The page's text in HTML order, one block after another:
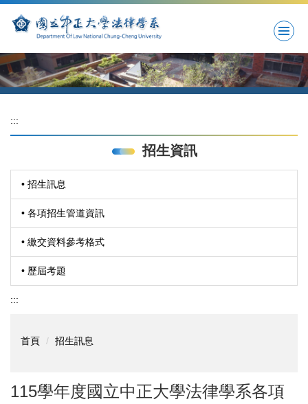
到
要
內
容
區
:::
招生資訊
• 招生訊息
• 各項招生管道資訊
• 繳交資料參考格式
• 歷屆考題
:::
首頁 招生訊息
115學年度國立中正大學法律學系各項